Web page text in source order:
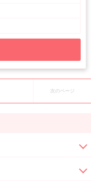
次のページ